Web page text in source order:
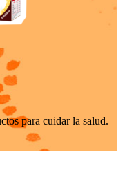
para cuidar la salud.